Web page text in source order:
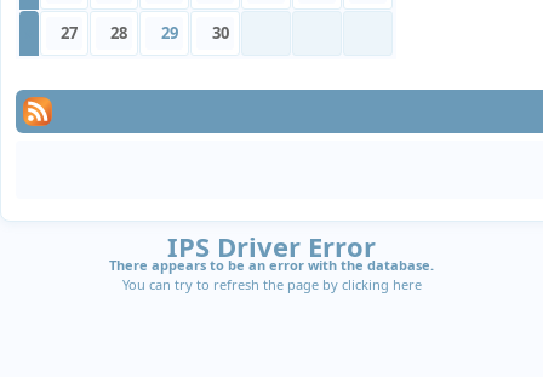
27 28 29 30
IPS Driver Error
There appears to be an error with the database.
You can try to refresh the page by clicking here